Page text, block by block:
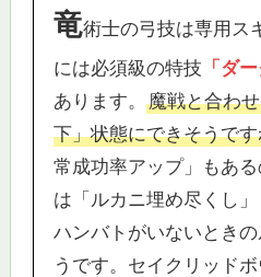
竜術士の弓技は専用ス
には必須級の特技 「ダ
あります。 魔戦と合わ
下」状態にできそうで
常成功率アップ」もあ
は「ルカニ埋め尽くし
ハンバトがいないとき
うです。セイクリッド